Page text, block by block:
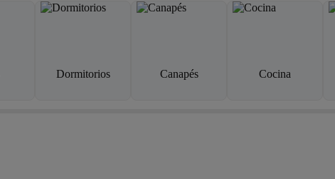
Dormitorios Canapés Cocina